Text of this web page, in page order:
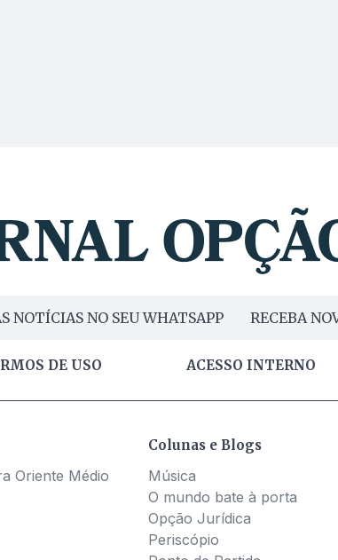
NOTÍCIAS NO SEU WHATSAPP RECEBA
DE USO ACESSO INTERNO
Oriente Médio
Colunas e Blogs
Música
O mundo bate à porta
Opção Jurídica
Periscópio